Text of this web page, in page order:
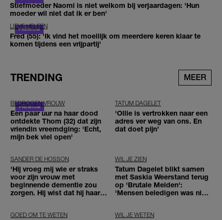
Stiefmoeder Naomi is niet welkom bij verjaardagen: 'Hun
moeder wil niet dat ik er ben'
LIEVE HELEEN
Fred (55): 'Ik vind het moeilijk om meerdere keren klaar te
komen tijdens een vrijpartij'
TRENDING MEER
BEDROGEN VROUW
Een paar uur na haar dood
ontdekte Thom (32) dat zijn
vriendin vreemdging: 'Echt,
mijn bek viel open'
TATUM DAGELET
'Ollie is vertrokken naar een
adres ver weg van ons. En
dat doet pijn’
SANDER DE HOSSON
'Hij vroeg mij wie er straks
voor zijn vrouw met
beginnende dementie zou
zorgen. Hij wist dat hij haar
WIL JE ZIEN
Tatum Dagelet blikt samen
met Saskia Weerstand terug
op 'Brutale Meiden':
'Mensen beledigen was niet
GOED OM TE WETEN WIL JE WETEN